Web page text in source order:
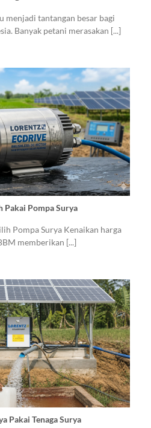
menjadi tantangan besar bagi
Banyak petani merasakan [...]
Pakai Pompa Surya
Pompa Surya Kenaikan harga
memberikan [...]
Pakai Tenaga Surya